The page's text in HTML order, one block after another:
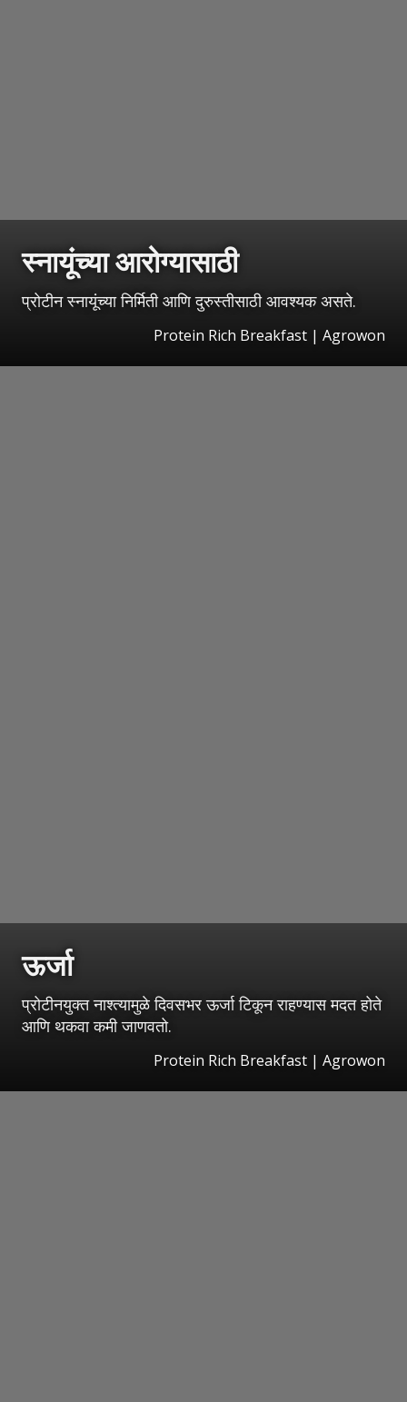
स्नायूंच्या आरोग्यासाठी
प्रोटीन स्नायूंच्या निर्मिती आणि दुरुस्तीसाठी आवश्यक असते.
Protein Rich Breakfast | Agrowon
ऊर्जा
प्रोटीनयुक्त नाश्त्यामुळे दिवसभर ऊर्जा टिकून राहण्यास मदत होते
आणि थकवा कमी जाणवतो.
Protein Rich Breakfast | Agrowon